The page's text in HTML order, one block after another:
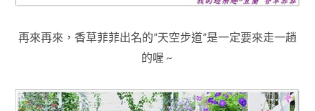
再來再來，香草菲菲出名的”天空步道”是一定要來走一趟
的喔 ~